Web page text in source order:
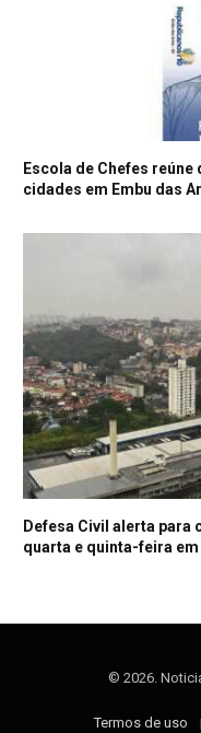
Escola de Chefes
cidades em Embu das
Defesa Civil alerta para
quarta e quinta-feira
© 2026.
Termos de uso